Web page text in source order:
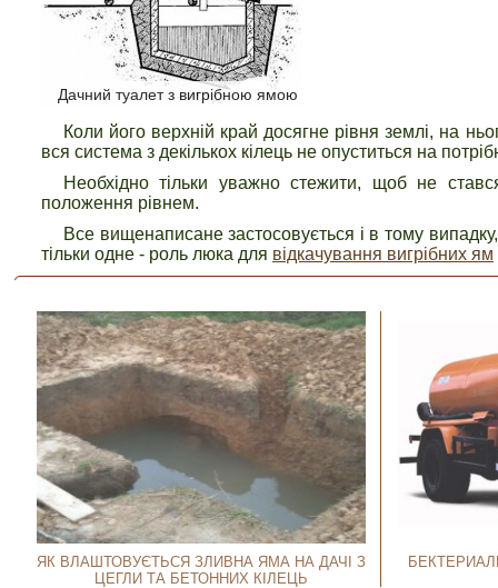
Дачний туалет з вигрібною ямою
Коли його верхній край досягне рівня землі, на
вся система з декількох кілець не опуститься на
Необхідно тільки уважно стежити, щоб не
положення рівнем.
Все вищенаписане застосовується і в тому
тільки одне - роль люка для відкачування вигрібних ям
ЯК ВЛАШТОВУЄТЬСЯ ЗЛИВНА ЯМА НА ДАЧІ З
ЦЕГЛИ ТА БЕТОННИХ КІЛЕЦЬ